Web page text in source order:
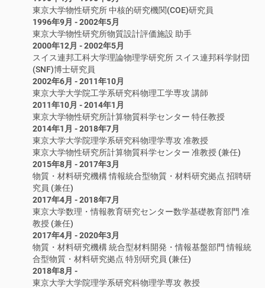
東京大学物性研究所 中核的研究機関(COE)研究員
1996年9月 - 2002年5月
東京大学物性研究所物質設計評価施設 助手
2000年12月 - 2002年5月
スイス連邦工科大学理論物理学研究所 スイス連邦科学財団
(SNF)博士研究員
2002年6月 - 2011年10月
東京大学大学院工学系研究科物理工学専攻 講師
2011年10月 - 2014年1月
東京大学物性研究所計算物質科学センター 特任教授
2014年1月 - 2018年7月
東京大学大学院理学系研究科物理学専攻 准教授
東京大学物性研究所計算物質科学センター 准教授 (兼任)
2015年8月 - 2017年3月
物質・材料研究機構 情報統合型物質・材料研究拠点 招聘研
究員 (兼任)
2017年4月 - 2018年7月
東京大学数理・情報教育研究センター数学基礎教育部門 准
教授 (兼任)
2017年4月 - 2020年3月
物質・材料研究機構 統合型材料開発・情報基盤部門 情報統
合型物質・材料研究拠点 特別研究員 (兼任)
2018年8月 -
東京大学大学院理学系研究科物理学専攻 教授